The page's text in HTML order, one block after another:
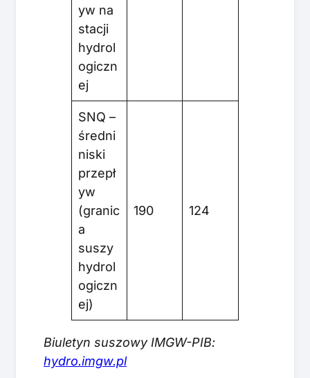
yw na
stacji
hydrol
ogiczn
ej
SNQ –
średni
niski
przepł
yw
(granic
a
suszy
hydrol
ogiczn
ej)
190 124
Biuletyn suszowy IMGW-PIB:
hydro.imgw.pl